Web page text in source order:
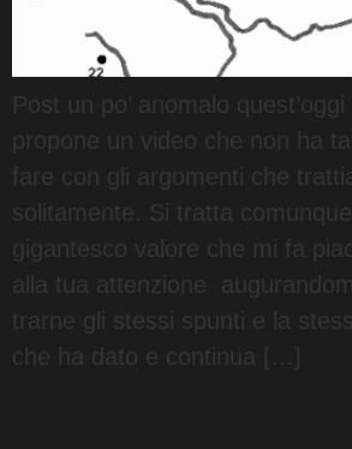
Post un po’ anomalo quest’oggi
propone un video che non ha
solitamente. Si tratta
gigantesco valore che mi fa
alla tua attenzione
trarne gli stessi spunti e la